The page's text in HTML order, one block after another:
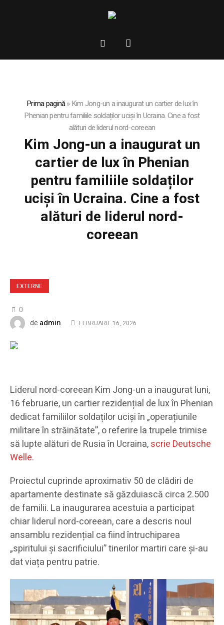
Prima pagină»Kim Jong-un a inaugurat un cartier de lux în
Phenian pentru familiile soldaților uciși în Ucraina. Cine a fost
alături de liderul nord-coreean
Kim Jong-un a inaugurat un
cartier de lux în Phenian
pentru familiile soldaților
uciși în Ucraina. Cine a fost
alături de liderul nord-
coreean
EXTERNE
0
de admin FEBRUARIE 16, 2026
Liderul nord-coreean Kim Jong-un a inaugurat luni,
16 februarie, un cartier rezidențial de lux în Phenian
dedicat familiilor soldaților uciși în „operațiunile
militare în străinătate”, o referire la trupele trimise
să lupte alături de Rusia în Ucraina,scrie Deutsche
Welle.
Proiectul cuprinde aproximativ 50 de clădiri de
apartamente destinate să găzduiască circa 2.500
de familii. La inaugurarea acestuia a participat
chiar liderul nord-coreean, care a descris noul
ansamblu rezidențial ca fiind întruchiparea
„spiritului și sacrificiului” tinerilor martiri care și-au
dat viața pentru patrie.